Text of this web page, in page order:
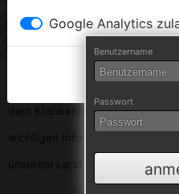
Herzlich
Krankenhäuser
Die Krankenhausgesellschaft
dem Krankenhausverzeichnis
Benutzername
Passwort
Google Analytics